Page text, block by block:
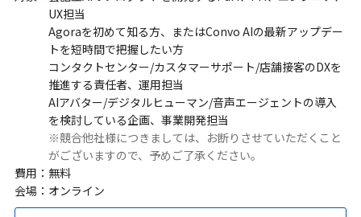
UX担当
Agoraを初めて知る方、またはConvo AIの最新アップデー
トを短時間で把握したい方
コンタクトセンター/カスタマーサポート/店舗接客のDXを
推進する責任者、運用担当
AIアバター/デジタルヒューマン/音声エージェントの導入
を検討している企画、事業開発担当
※競合他社様につきましては、お断りさせていただくこと
がございますので、予めご了承ください。
費用： 無料
会場： オンライン